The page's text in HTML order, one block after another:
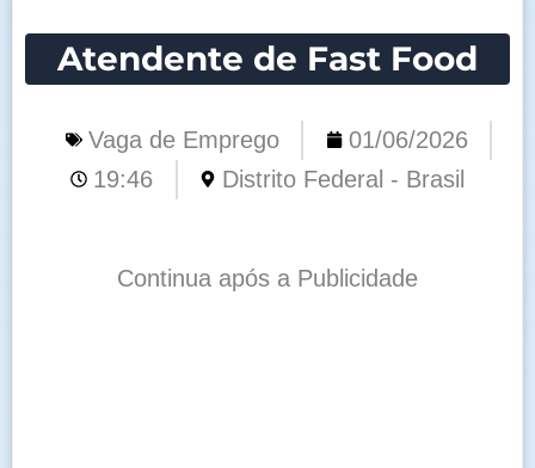
Atendente de Fast Food
Vaga de Emprego
01/06/2026
19:46
Distrito Federal - Brasil
Continua após a Publicidade